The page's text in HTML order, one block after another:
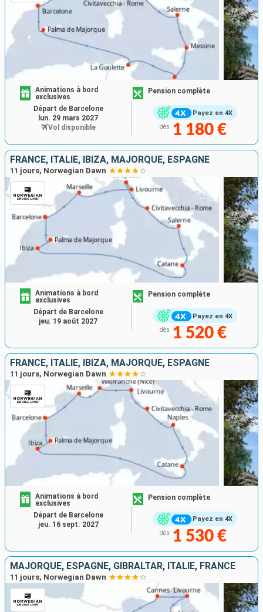
Payez en 4X
Animations à bord
exclusives
Pension complète
dès 1 180 €
Départ de Barcelone
lun. 29 mars 2027
Vol disponible
FRANCE, ITALIE, IBIZA, MAJORQUE, ESPAGNE
11 jours, Norwegian Dawn
Payez en 4X
Animations à bord
exclusives
Pension complète
dès 1 520 €
Départ de Barcelone
jeu. 19 août 2027
FRANCE, ITALIE, IBIZA, MAJORQUE, ESPAGNE
11 jours, Norwegian Dawn
Payez en 4X
Animations à bord
exclusives
Pension complète
dès 1 530 €
Départ de Barcelone
jeu. 16 sept. 2027
MAJORQUE, ESPAGNE, GIBRALTAR, ITALIE, FRANCE
11 jours, Norwegian Dawn